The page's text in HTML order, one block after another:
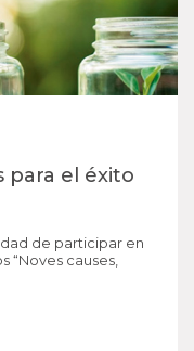
para el éxito
de participar en
causes,